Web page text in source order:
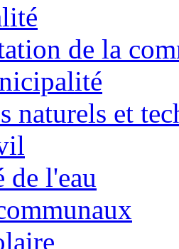
de la
naturels et
de l'eau